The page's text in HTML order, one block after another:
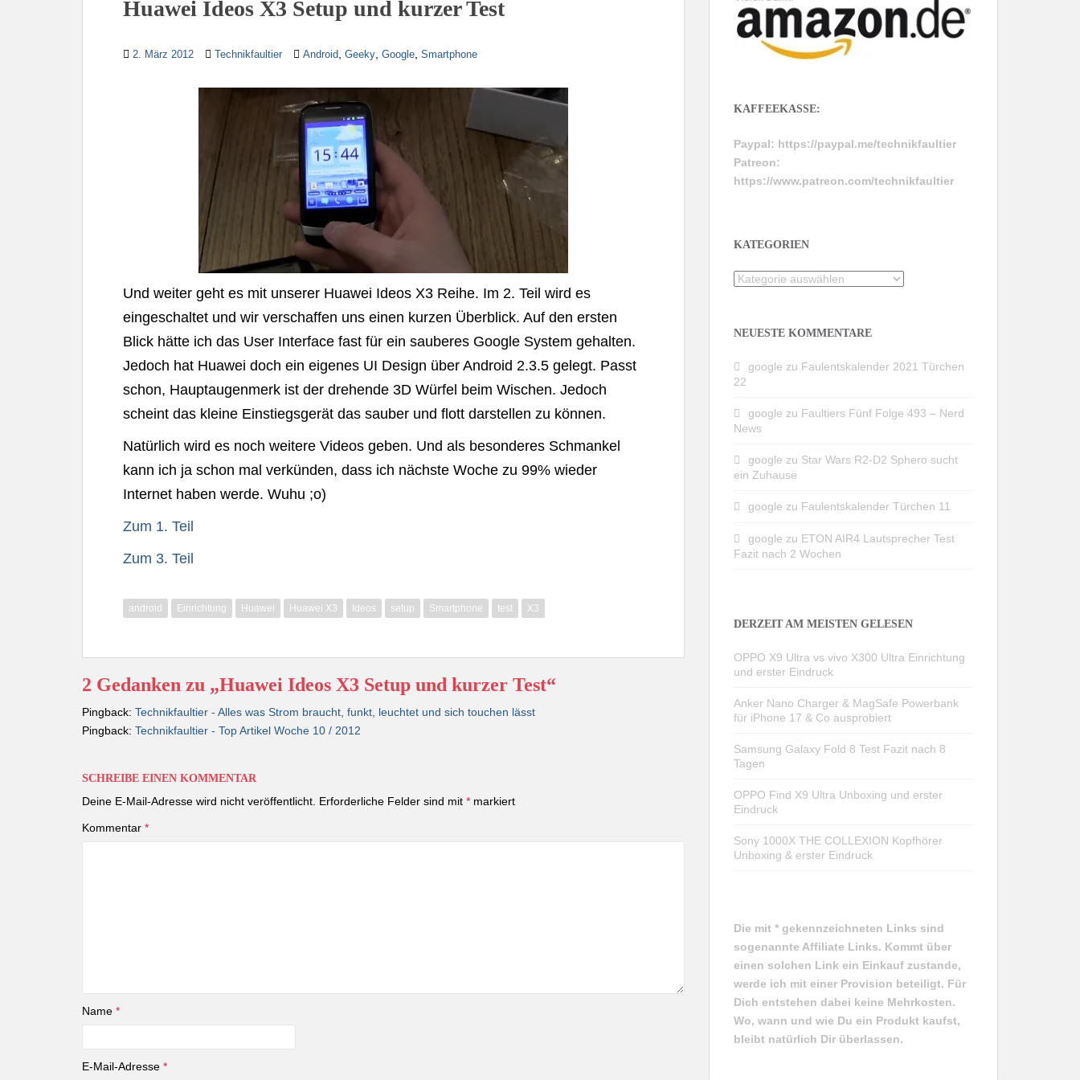
Huawei Ideos X3 Setup und kurzer Test
2. März 2012 Technikfaultier Android Geeky Google Smartphone
Und weiter geht es mit unserer Huawei Ideos X3 Reihe. Im 2. Teil wird es
eingeschaltet und wir verschaffen uns einen kurzen Überblick. Auf den ersten
Blick hätte ich das User Interface fast für ein sauberes Google System gehalten.
Jedoch hat Huawei doch ein eigenes UI Design über Android 2.3.5 gelegt. Passt
schon, Hauptaugenmerk ist der drehende 3D Würfel beim Wischen. Jedoch
scheint das kleine Einstiegsgerät das sauber und flott darstellen zu können.
Natürlich wird es noch weitere Videos geben. Und als besonderes Schmankel
kann ich ja schon mal verkünden, dass ich nächste Woche zu 99% wieder
Internet haben werde. Wuhu ;o)
Zum 1. Teil
Zum 3. Teil
android Einrichtung Huawei Huawei X3 Ideos setup Smartphone test X3
2 Gedanken zu „Huawei Ideos X3 Setup und kurzer Test“
Pingback: Technikfaultier - Alles was Strom braucht, funkt, leuchtet und sich touchen lässt
Pingback: Technikfaultier - Top Artikel Woche 10 / 2012
SCHREIBE EINEN KOMMENTAR
Deine E-Mail-Adresse wird nicht veröffentlicht. Erforderliche Felder sind mit * markiert
Kommentar *
Name *
E-Mail-Adresse *
KAFFEEKASSE:
Paypal: https://paypal.me/technikfaultier
Patreon:
https://www.patreon.com/technikfaultier
KATEGORIEN
Kategorien
NEUESTE KOMMENTARE
google zu Faulentskalender 2021 Türchen
22
google zu Faultiers Fünf Folge 493 – Nerd
News
google zu Star Wars R2-D2 Sphero sucht
ein Zuhause
google zu Faulentskalender Türchen 11
google zu ETON AIR4 Lautsprecher Test
Fazit nach 2 Wochen
DERZEIT AM MEISTEN GELESEN
OPPO X9 Ultra vs vivo X300 Ultra Einrichtung
und erster Eindruck
Anker Nano Charger & MagSafe Powerbank
für iPhone 17 & Co ausprobiert
Samsung Galaxy Fold 8 Test Fazit nach 8
Tagen
OPPO Find X9 Ultra Unboxing und erster
Eindruck
Sony 1000X THE COLLEXION Kopfhörer
Unboxing & erster Eindruck
Die mit * gekennzeichneten Links sind
sogenannte Affiliate Links. Kommt über
einen solchen Link ein Einkauf zustande,
werde ich mit einer Provision beteiligt. Für
Dich entstehen dabei keine Mehrkosten.
Wo, wann und wie Du ein Produkt kaufst,
bleibt natürlich Dir überlassen.